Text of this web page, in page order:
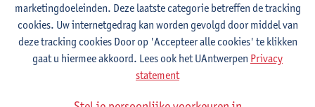
Domein 6. Kwantitatieve methoden
Beschrijvende statistiek en kansrekenen
2E SEM
3studiepunten
Stephan Van der Veeken
marketingdoeleinden. Deze laatste categorie betreffen de tracking
cookies. Uw internetgedrag kan worden gevolgd door middel van
deze tracking cookies Door op 'Accepteer alle cookies' te klikken
gaat u hiermee akkoord. Lees ook het UAntwerpen Privacy
statement